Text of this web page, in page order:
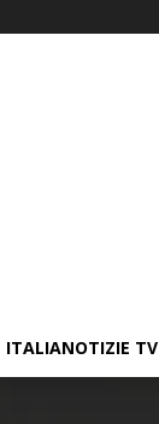
ITALIANOTIZIE TV